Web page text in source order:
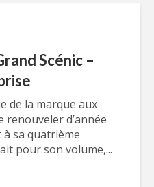
Scénic –
de la marque aux
renouveler d’année
sa quatrième
pour son volume,...